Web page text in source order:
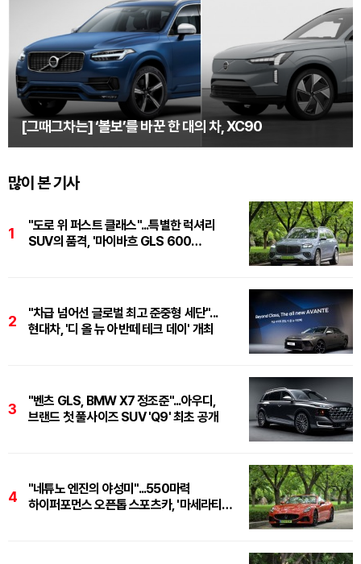
[그때그차는] ‘볼보’를 바꾼 한 대의 차, XC90
많이 본 기사
1
"도로 위 퍼스트 클래스"...특별한 럭셔리
SUV의 품격, '마이바흐 GLS 600
2
"차급 넘어선 글로벌 최고 준중형 세단"...
현대차, '디 올 뉴 아반떼 테크 데이' 개최
3
"벤츠 GLS, BMW X7 정조준"...아우디,
브랜드 첫 풀사이즈 SUV 'Q9' 최초 공개
4
"네튜노 엔진의 야성미"...550마력
하이퍼포먼스 오픈톱 스포츠카, '마세라티